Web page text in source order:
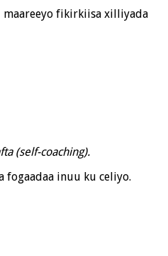
maareeyo fikirkiisa xilliyada
(self-coaching).
fogaadaa inuu ku celiyo.